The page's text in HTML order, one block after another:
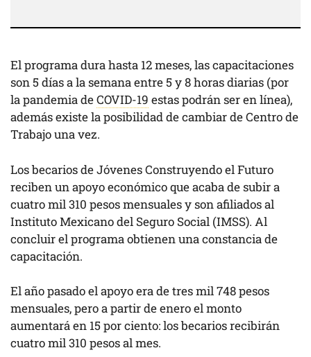
El programa dura hasta 12 meses, las capacitaciones
son 5 días a la semana entre 5 y 8 horas diarias (por
la pandemia deCOVID-19 estas podrán ser en línea),
además existe la posibilidad de cambiar de Centro de
Trabajo una vez.
Los becarios de Jóvenes Construyendo el Futuro
reciben un apoyo económico que acaba de subir a
cuatro mil 310 pesos mensuales y son afiliados al
Instituto Mexicano del Seguro Social (IMSS). Al
concluir el programa obtienen una constancia de
capacitación.
El año pasado el apoyo era de tres mil 748 pesos
mensuales, pero a partir de enero el monto
aumentará en 15 por ciento: los becarios recibirán
cuatro mil 310 pesos al mes.